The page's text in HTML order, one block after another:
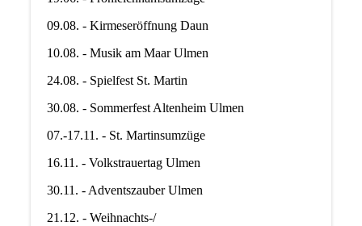
09.08. - Kirmeseröffnung Daun
10.08. - Musik am Maar Ulmen
24.08. - Spielfest St. Martin
30.08. - Sommerfest Altenheim Ulmen
07.-17.11. - St. Martinsumzüge
16.11. - Volkstrauertag Ulmen
30.11. - Adventszauber Ulmen
21.12. - Weihnachts-/